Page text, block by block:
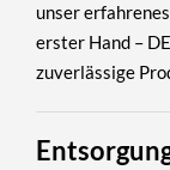
unser
erster Hand –
zuverlässige